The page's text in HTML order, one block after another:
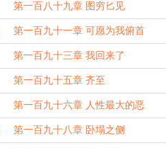
第一百八十九章 图穷匕见
第一百九十一章 可愿为我俯首
第一百九十三章 我回来了
第一百九十五章 齐至
第一百九十六章 人性最大的恶
第一百九十八章 卧塌之侧